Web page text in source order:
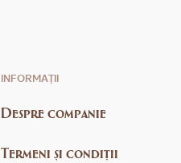
INFORMAȚII
Despre companie
Termeni și condiții